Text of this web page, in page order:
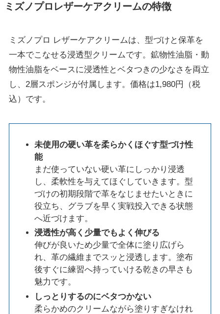
ミズノプロレザーケアクリームの特徴
ミズノプロ レザーケアクリームは、型づけと保革を
一本でこなせる浸透型クリームです。鉱物性油脂・動
物性油脂をベースに浸透性とベタつきの少なさを両立
し、2層スポンジが付属します。価格は1,980円（税
込）です。
未使用の硬い革を柔らかくほぐす型づけ性
能
まだ使っていない硬い革にしっかり浸透
し、柔軟性を与えてほぐしていきます。型
づけの初期段階で革をなじませたいときに
役立ち、グラブを早く実戦投入できる状態
へ近づけます。
浸透性が高く少量でもよく伸びる
伸びが良いため少量で全体に塗り広げら
れ、革の繊維までスッと浸透します。塗布
後すぐに練習へ持っていける乾きの早さも
魅力です。
しっとりするのにベタつかない
柔らかめのクリームながら塗りすぎなけれ